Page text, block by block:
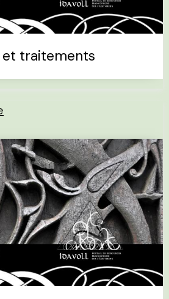
et traitements